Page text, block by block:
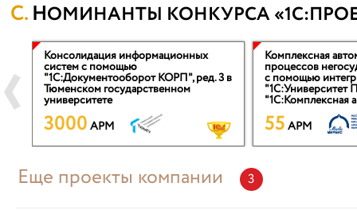
НОМИНАНТЫ КОНКУРСА
Консолидация информационных
систем с помощью
"1С:Документооборот КОРП", ред. 3 в
Тюменском государственном
университете
3000 APM
Комплексная
процессов
с помощью
"1С:Университет
"1С:Комплексная
55 APM
Еще проекты компании 3